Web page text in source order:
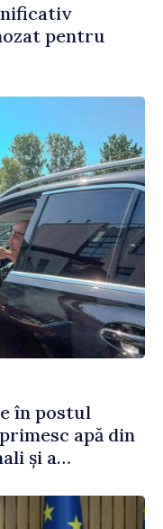
pentru
în postul
apă din
și a